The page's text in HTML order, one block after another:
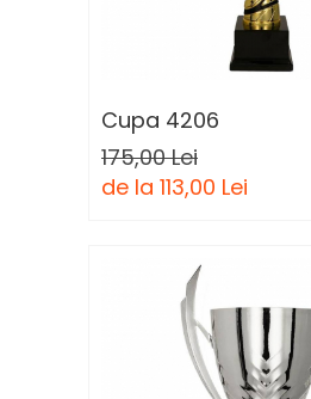
Cupa 4206
175,00 Lei
de la 113,00 Lei